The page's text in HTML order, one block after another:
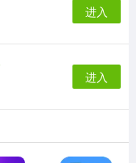
进入
进入